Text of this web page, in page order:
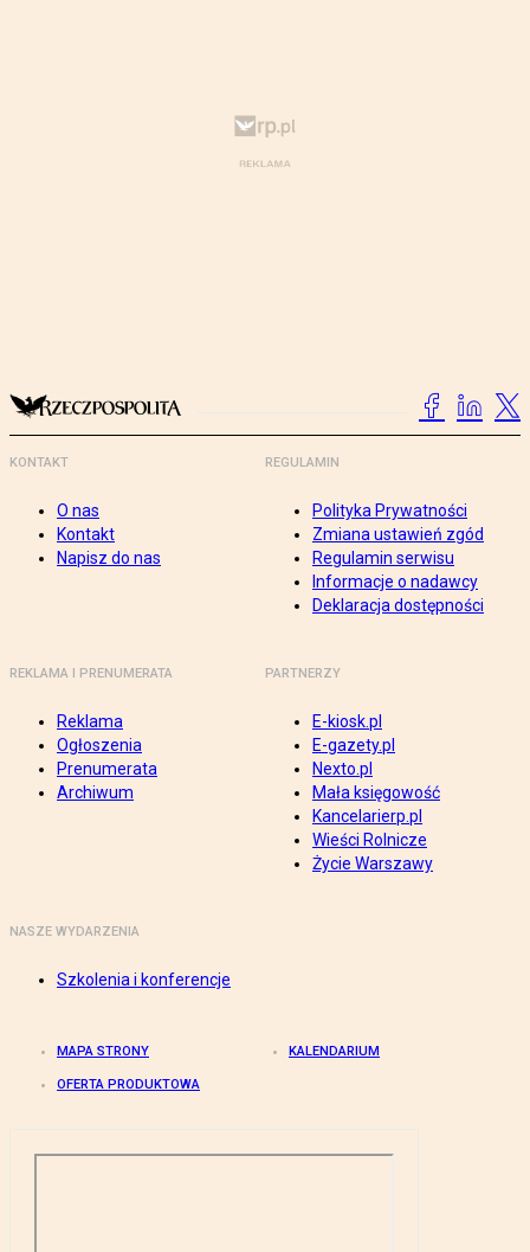
KONTAKT
O nas
Kontakt
Napisz do nas
REGULAMIN
Polityka Prywatności
Zmiana ustawień zgód
Regulamin serwisu
Informacje o nadawcy
Deklaracja dostępności
REKLAMA I PRENUMERATA
Reklama
Ogłoszenia
Prenumerata
Archiwum
PARTNERZY
E-kiosk.pl
E-gazety.pl
Nexto.pl
Mała księgowość
Kancelarierp.pl
Wieści Rolnicze
Życie Warszawy
NASZE WYDARZENIA
Szkolenia i konferencje
MAPA STRONY KALENDARIUM
OFERTA PRODUKTOWA